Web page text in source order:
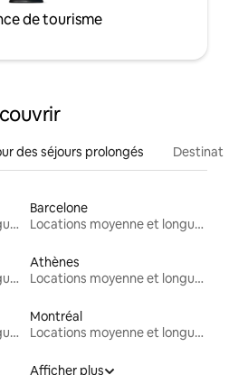
de tourisme
des séjours prolongés
Locations moyenne et longue durée
Barcelone
Locations moyenne et longue durée
Locations moyenne et longue durée
Athènes
Locations moyenne et longue durée
Locations moyenne et longue durée
Montréal
Locations moyenne et longue durée
Afficher plus